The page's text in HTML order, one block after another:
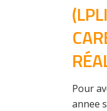
Pour
annee